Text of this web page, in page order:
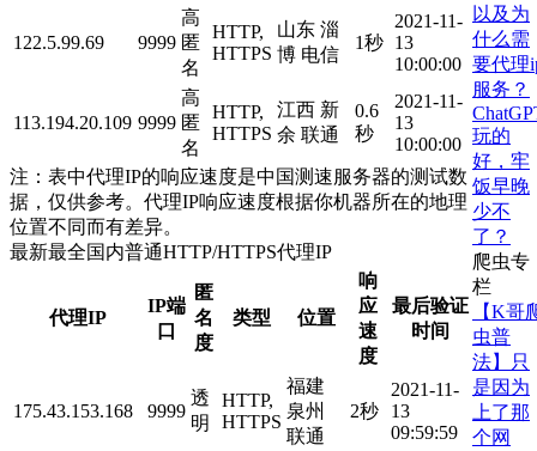
122.5.99.69 9999
高
匿
名
HTTP,
HTTPS
山东 淄
博 电信
1秒
2021-11-
13
10:00:00
113.194.20.109 9999
高
匿
名
HTTP,
HTTPS
江西 新
余 联通
0.6
秒
2021-11-
13
10:00:00
注：表中代理IP的响应速度是中国测速服务器的测试数
据，仅供参考。代理IP响应速度根据你机器所在的地理
位置不同而有差异。
最新最全国内普通HTTP/HTTPS代理IP
代理IP
IP端
口
匿
名
度
类型 位置
响
应
速
度
最后验证
时间
175.43.153.168 9999
透
明
HTTP,
HTTPS
福建
泉州
联通
2秒
2021-11-
13
09:59:59
以及为
什么需
要代理
服务？
玩的
好，牢
饭早晚
少不
了？
爬虫专
栏
【K哥
虫普
法】只
是因为
上了那
个网